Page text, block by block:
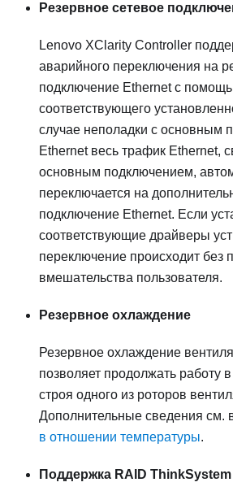
Резервное сетевое
Lenovo XClarity Controller
аварийного переключения на
подключение Ethernet с
соответствующего
случае неполадки с основным
Ethernet весь трафик Ethernet,
основным подключением,
переключается на
подключение Ethernet. Если
соответствующие драйверы
переключение происходит без
вмешательства пользователя.
Резервное охлаждение
Резервное охлаждение
позволяет продолжать работу
строя одного из роторов
Дополнительные сведения см.
в отношении температуры.
Поддержка RAID ThinkSystem